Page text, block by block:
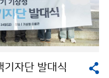
자단 발대식